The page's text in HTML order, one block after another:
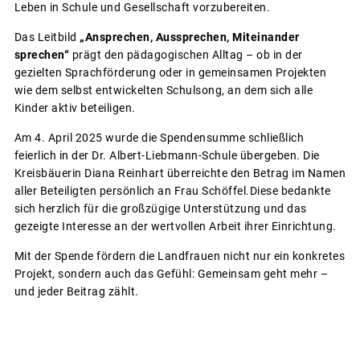
Leben in Schule und Gesellschaft vorzubereiten.
Das Leitbild „Ansprechen, Aussprechen, Miteinander
sprechen“ prägt den pädagogischen Alltag – ob in der
gezielten Sprachförderung oder in gemeinsamen Projekten
wie dem selbst entwickelten Schulsong, an dem sich alle
Kinder aktiv beteiligen.
Am 4. April 2025 wurde die Spendensumme schließlich
feierlich in der Dr. Albert-Liebmann-Schule übergeben. Die
Kreisbäuerin Diana Reinhart überreichte den Betrag im Namen
aller Beteiligten persönlich an Frau Schöffel.Diese bedankte
sich herzlich für die großzügige Unterstützung und das
gezeigte Interesse an der wertvollen Arbeit ihrer Einrichtung.
Mit der Spende fördern die Landfrauen nicht nur ein konkretes
Projekt, sondern auch das Gefühl: Gemeinsam geht mehr –
und jeder Beitrag zählt.